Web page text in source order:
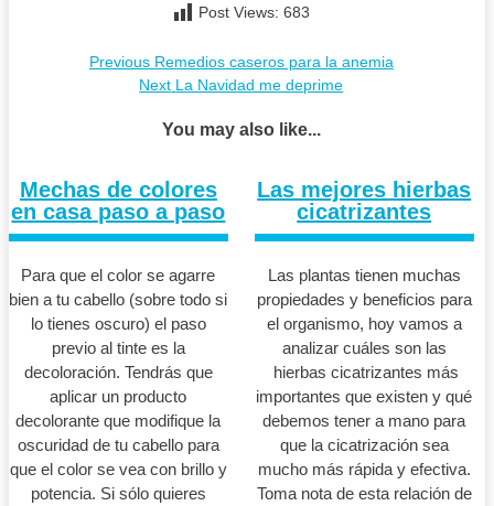
Post Views: 683
Navegación
Previous Previous
post:
Remedios caseros para la anemia
Next Next
La Navidad me deprime
You may also like...
Mechas de colores
en casa paso a paso
Para que el color se agarre
bien a tu cabello (sobre todo si
lo tienes oscuro) el paso
previo al tinte es la
decoloración. Tendrás que
aplicar un producto
decolorante que modifique la
oscuridad de tu cabello para
que el color se vea con brillo y
potencia. Si sólo quieres
Las mejores hierbas
cicatrizantes
Las plantas tienen muchas
propiedades y beneficios para
el organismo, hoy vamos a
analizar cuáles son las
hierbas cicatrizantes más
importantes que existen y qué
debemos tener a mano para
que la cicatrización sea
mucho más rápida y efectiva.
Toma nota de esta relación de